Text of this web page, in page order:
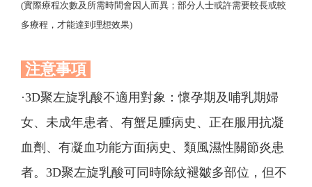
(實際療程次數及所需時間會因人而異；部分人士或許需要較長或較
多療程，才能達到理想效果)
注意事項
·3D聚左旋乳酸不適用對象：懷孕期及哺乳期婦
女、未成年患者、有蟹足腫病史、正在服用抗凝
血劑、有凝血功能方面病史、類風濕性關節炎患
者。3D聚左旋乳酸可同時除紋褪皺多部位，但不